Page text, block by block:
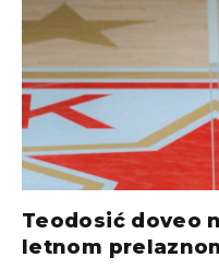
Teodosić doveo
letnom